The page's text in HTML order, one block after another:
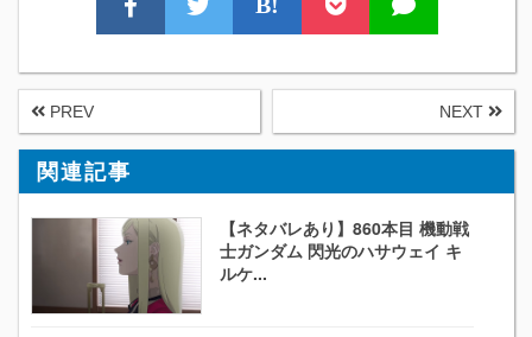
PREV NEXT
関連記事
【ネタバレあり】860本目 機動戦
士ガンダム 閃光のハサウェイ キ
ルケ...